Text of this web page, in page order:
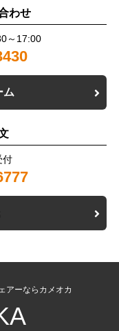
わせ
～17:00
ム
付
アーならカメオカ